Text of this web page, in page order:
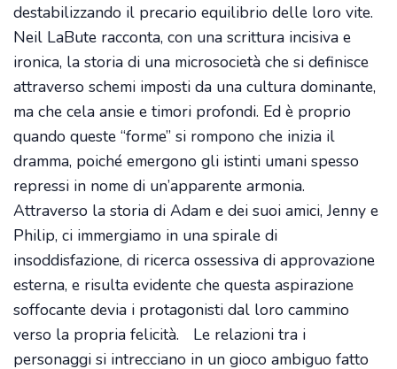
destabilizzando il precario equilibrio delle loro vite.
Neil LaBute racconta, con una scrittura incisiva e
ironica, la storia di una microsocietà che si definisce
attraverso schemi imposti da una cultura dominante,
ma che cela ansie e timori profondi. Ed è proprio
quando queste “forme” si rompono che inizia il
dramma, poiché emergono gli istinti umani spesso
repressi in nome di un’apparente armonia.
Attraverso la storia di Adam e dei suoi amici, Jenny e
Philip, ci immergiamo in una spirale di
insoddisfazione, di ricerca ossessiva di approvazione
esterna, e risulta evidente che questa aspirazione
soffocante devia i protagonisti dal loro cammino
verso la propria felicità. Le relazioni tra i
personaggi si intrecciano in un gioco ambiguo fatto